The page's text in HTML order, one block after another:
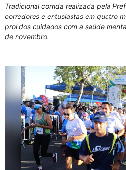
Tradicional corrida realizada pela
corredores e entusiastas em quatro
prol dos cuidados com a saúde
de novembro.